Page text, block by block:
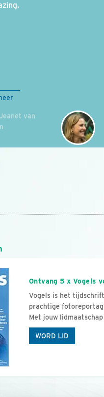
van
Ontvang 5 x Vogels
Vogels is het
prachtige
Met jouw
WORD LID